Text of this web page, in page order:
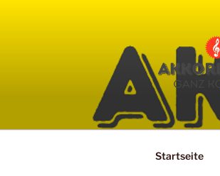
Startseite